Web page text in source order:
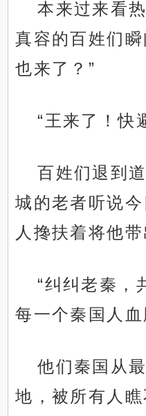
本来过来看
真容的百姓们
也来了？”
“王来了！快
百姓们退到
城的老者听说
人搀扶着将他带
“纠纠老秦，
每一个秦国人血
他们秦国从
地，被所有人